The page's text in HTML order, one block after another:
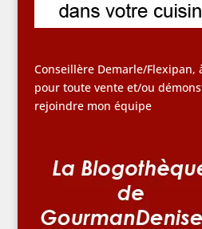
Conseillère Demarle/Flexipan,
pour toute vente et/ou
rejoindre mon équipe